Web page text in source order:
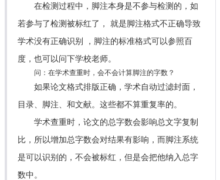
在检测过程中，脚注本身是不参与检测的，如
若参与了检测被标红了， 就是脚注格式不正确导致
学术没有正确识别 ，脚注的标准格式可以参照百
度，也可以问下学校老师。
问：在学术查重时，会不会计算脚注的字数？
如果论文格式排版正确，学术自动过滤封面，
目录、脚注、和文献。这些都不算重复率的。
学术查重时，论文的总字数会影响总文字复制
比，所以增加总字数会对结果有影响，而脚注系统
是可以识别的，不会被标红，但是会把他纳入总字
数中。